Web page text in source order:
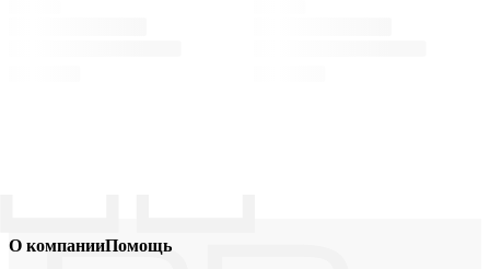
О компанииПомощь